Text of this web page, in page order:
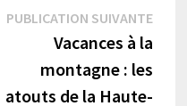
:
PUBLICATION SUIVANTE
Vacances à la
montagne : les
atouts de la Haute-